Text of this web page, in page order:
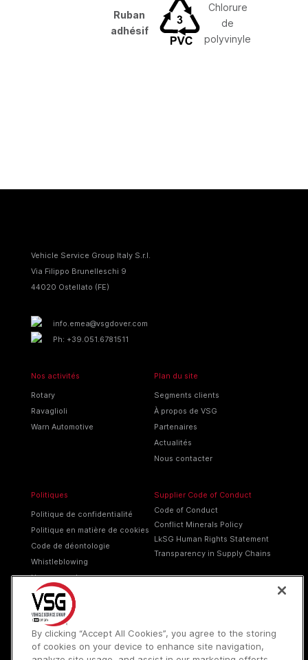
Ruban
adhésif
Chlorure
de
polyvinyle
Vehicle Service Group Italy S.r.I.
Via Filippo Brunelleschi 9
44020 Ostellato (FE)
info.emea@vsgdover.com
Ph: +39.051.6781511
Nos activités
Rotary
Ravaglioli
Warn Automotive
Plan du site
Segments clients
À propos de VSG
Partenaires
Actualités
Nous contacter
Politiques
Politique de confidentialité
Politique en matière de cookies
Code de déontologie
Whistleblowing
Ne pas vendre
Conditions d'utilisation
Élimination des emballages
Supplier Code of Conduct
Code of Conduct
Conflict Minerals Policy
LkSG Human Rights Statement
Transparency in Supply Chains
By clicking “Accept All Cookies”, you agree to the storing
of cookies on your device to enhance site navigation,